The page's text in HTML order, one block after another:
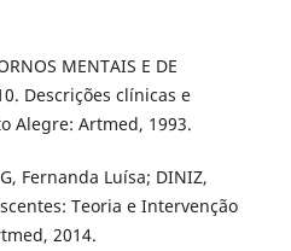
MENTAIS E DE
Descrições clínicas e
Alegre: Artmed, 1993.
Fernanda Luísa; DINIZ,
Teoria e Intervenção
2014.